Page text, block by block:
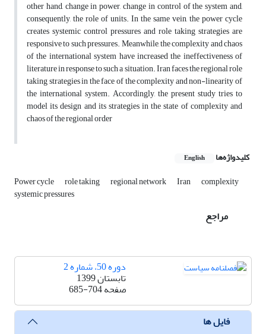
other hand, change in power, change in control of the system and,
consequently, the role of units. In the same vein, the power cycle
creates systemic control pressures and role taking strategies are
responsive to such pressures. Meanwhile, the complexity and chaos
of the international system have increased the ineffectiveness of
literature in response to such a situation. Iran faces the regional role
taking strategies in the face of the complexity and non-linearity of
the international system. Accordingly, the present study tries to
model its design and its strategies in the state of complexity and
chaos of the regional order
کلیدواژه‌ها English
Power cycle role taking regional network Iran complexity
systemic pressures
مراجع
دوره 50، شماره 2
تابستان 1399
صفحه685-704
فایل ها